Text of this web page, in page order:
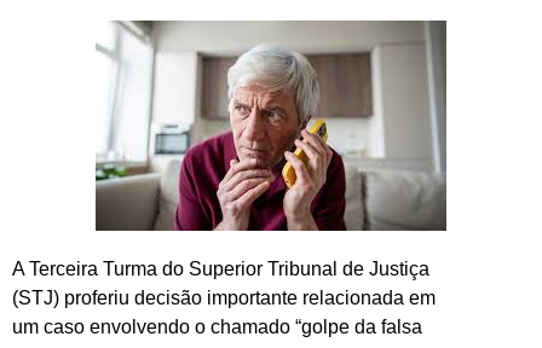
A Terceira Turma do Superior Tribunal de Justiça
(STJ) proferiu decisão importante relacionada em
um caso envolvendo o chamado “golpe da falsa